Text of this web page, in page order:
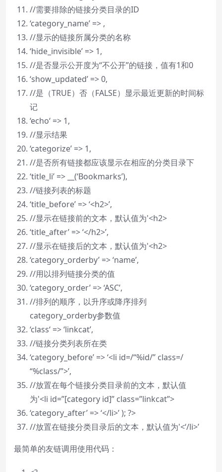
//需要排除的链接分类目录的ID
‘category_name’ => ,
//显示的链接所属分类的名称
‘hide_invisible’ => 1,
//是否显示公开度为“不公开”的链接，值有1和0
‘show_updated’ => 0,
//是（TRUE）否（FALSE）显示最近更新的时间标
记
‘echo‘ => 1,
//显示结果
‘categorize’ => 1,
//是否所有链接都应该显示在相应的分类目录下
‘title_li’ => __(‘Bookmarks’),
//链接列表的标题
‘title_before’ => ‘<h2>’,
//显示在链接前的文本，默认值为'<h2>
‘title_after’ => ‘</h2>’,
//显示在链接后的文本，默认值为'<h2>
‘category_orderby’ => ‘name’,
//用以排列链接分类的值
‘category_order’ => ‘ASC’,
//排列的顺序，以升序或降序排列
category_orderby参数值
‘class‘ => ‘linkcat’,
//链接分类列表所在类
‘category_before’ => ‘<li id=/“%id/” class=/
“%class/”>’,
//放置在每个链接分类目录前的文本，默认值
为'<li id=”[category id]” class=”linkcat”>
‘category_after’ => ‘</li>’ ); ?>
//放置在链接分类目录后的文本，默认值为'<‘/li>’
最简单的友链调用使用代码：